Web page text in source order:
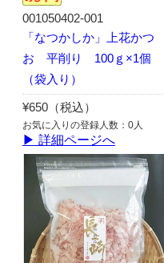
001050402-001
「なつかしか」上花かつ
お 平削り 100ｇ×1個
（袋入り）
¥650（税込）
お気に入りの登録人数：0人
▶ 詳細ページへ